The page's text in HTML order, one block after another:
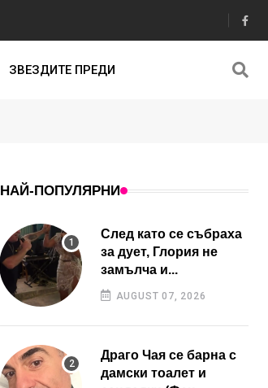
ЗВЕЗДИТЕ ПРЕДИ
НАЙ-ПОПУЛЯРНИ
След като се събраха
за дует, Глория не
замълча и...
AUGUST 07, 2026
Драго Чая се барна с
дамски тоалет и